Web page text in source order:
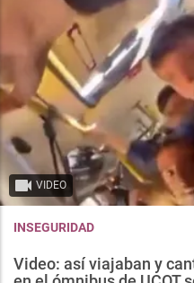
VIDEO
INSEGURIDAD
Video: así viajaban y